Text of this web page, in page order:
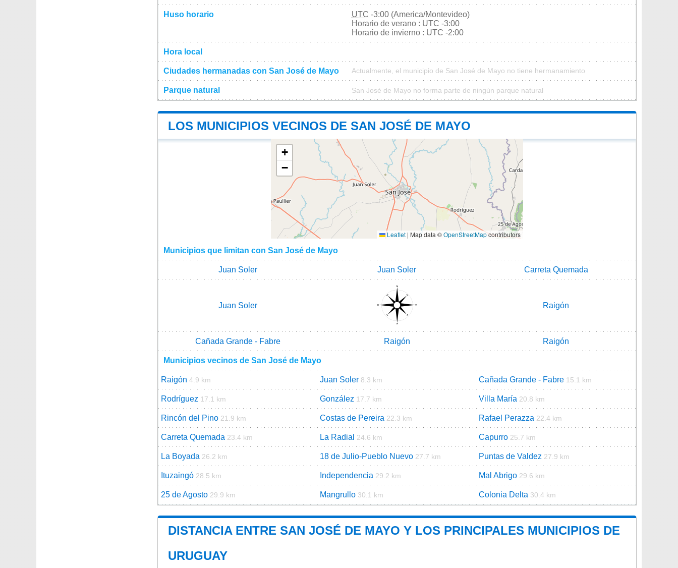
Huso horario UTC -3:00 (America/Montevideo)
Horario de verano : UTC -3:00
Horario de invierno : UTC -2:00
Hora local
Ciudades hermanadas con San José de Mayo Actualmente, el municipio de San José de Mayo no tiene hermanamiento
Parque natural San José de Mayo no forma parte de ningún parque natural
LOS MUNICIPIOS VECINOS DE SAN JOSÉ DE MAYO
+
−
Leaflet | Map data ©OpenStreetMapcontributors
Municipios que limitan con San José de Mayo
Juan Soler Juan Soler Carreta Quemada
Juan Soler Raigón
Cañada Grande - Fabre Raigón Raigón
Municipios vecinos de San José de Mayo
Raigón 4.9 km Juan Soler 8.3 km Cañada Grande - Fabre 15.1 km
Rodríguez 17.1 km González 17.7 km Villa María 20.8 km
Rincón del Pino 21.9 km Costas de Pereira 22.3 km Rafael Perazza 22.4 km
Carreta Quemada 23.4 km La Radial 24.6 km Capurro 25.7 km
La Boyada 26.2 km 18 de Julio-Pueblo Nuevo 27.7 km Puntas de Valdez 27.9 km
Ituzaingó 28.5 km Independencia 29.2 km Mal Abrigo 29.6 km
25 de Agosto 29.9 km Mangrullo 30.1 km Colonia Delta 30.4 km
DISTANCIA ENTRE SAN JOSÉ DE MAYO Y LOS PRINCIPALES MUNICIPIOS DE
URUGUAY